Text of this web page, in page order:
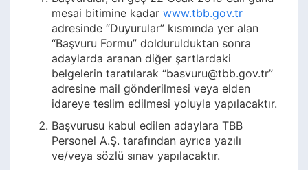
mesai bitimine kadar www.tbb.gov.tr
adresinde “Duyurular” kısmında yer alan
“Başvuru Formu” doldurulduktan sonra
adaylarda aranan diğer şartlardaki
belgelerin taratılarak “basvuru@tbb.gov.tr”
adresine mail gönderilmesi veya elden
idareye teslim edilmesi yoluyla yapılacaktır.
Başvurusu kabul edilen adaylara TBB
Personel A.Ş. tarafından ayrıca yazılı
ve/veya sözlü sınav yapılacaktır.